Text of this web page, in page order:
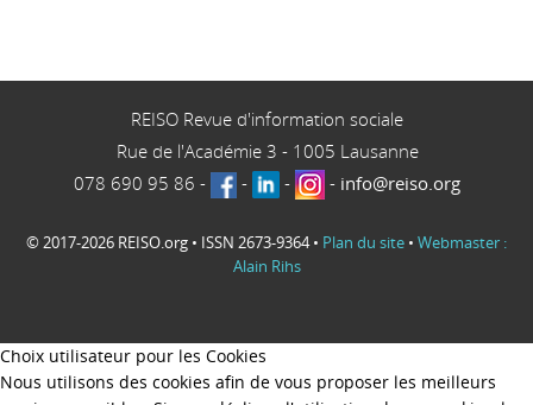
REISO Revue d'information sociale
Rue de l'Académie 3 - 1005 Lausanne
078 690 95 86 - - - - info@reiso.org
© 2017-2026 REISO.org • ISSN 2673-9364 • Plan du site • Webmaster :
Alain Rihs
Choix utilisateur pour les Cookies
Nous utilisons des cookies afin de vous proposer les meilleurs